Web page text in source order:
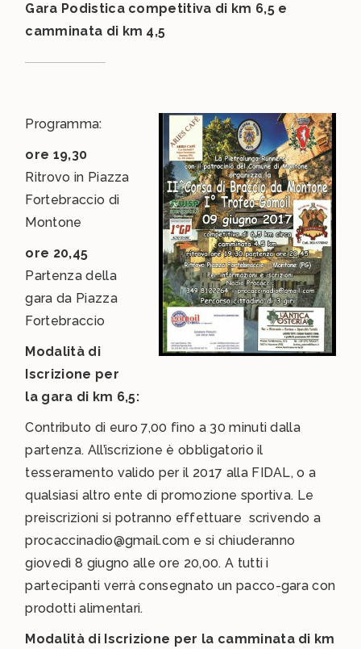
Gara Podistica competitiva di km 6,5 e
camminata di km 4,5
Programma:
ore 19,30
Ritrovo in Piazza
Fortebraccio di
Montone
ore 20,45
Partenza della
gara da Piazza
Fortebraccio
Modalità di
Iscrizione per
la gara di km 6,5:
Contributo di euro 7,00 fino a 30 minuti dalla
partenza. All’iscrizione è obbligatorio il
tesseramento valido per il 2017 alla FIDAL, o a
qualsiasi altro ente di promozione sportiva. Le
preiscrizioni si potranno effettuare scrivendo a
procaccinadio@gmail.com e si chiuderanno
giovedì 8 giugno alle ore 20,00. A tutti i
partecipanti verrà consegnato un pacco-gara con
prodotti alimentari.
Modalità di Iscrizione per la camminata di km